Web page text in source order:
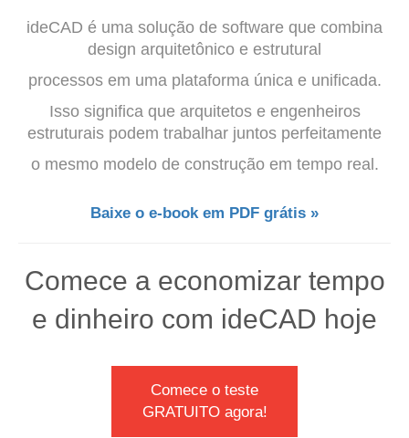
ideCAD é uma solução de software que combina
design arquitetônico e estrutural
processos em uma plataforma única e unificada.
Isso significa que arquitetos e engenheiros
estruturais podem trabalhar juntos perfeitamente
o mesmo modelo de construção em tempo real.
Baixe o e-book em PDF grátis »
Comece a economizar tempo
e dinheiro com ideCAD hoje
Comece o teste
GRATUITO agora!